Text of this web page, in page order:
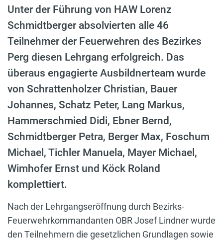
Unter der Führung von HAW Lorenz
Schmidtberger absolvierten alle 46
Teilnehmer der Feuerwehren des Bezirkes
Perg diesen Lehrgang erfolgreich. Das
überaus engagierte Ausbildnerteam wurde
von Schrattenholzer Christian, Bauer
Johannes, Schatz Peter, Lang Markus,
Hammerschmied Didi, Ebner Bernd,
Schmidtberger Petra, Berger Max, Foschum
Michael, Tichler Manuela, Mayer Michael,
Wimhofer Ernst und Köck Roland
komplettiert.
Nach der Lehrgangseröffnung durch Bezirks-
Feuerwehrkommandanten OBR Josef Lindner wurde
den Teilnehmern die gesetzlichen Grundlagen sowie